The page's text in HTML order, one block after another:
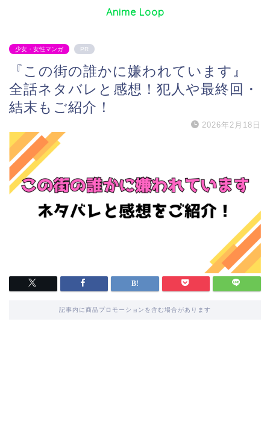
Anime Loop
少女・女性マンガ PR
『この街の誰かに嫌われています』
全話ネタバレと感想！犯人や最終回・
結末もご紹介！
2026年2月18日
記事内に商品プロモーションを含む場合があります